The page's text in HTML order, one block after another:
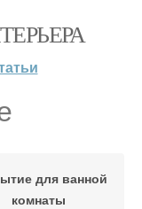
для ванной
комнаты